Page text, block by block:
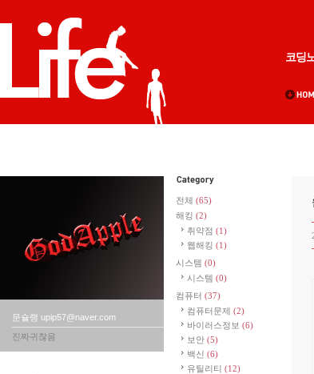
코딩
문슐랭 upip57@naver.com
진짜귀찮음
전체 (65)
해킹 (2)
취약점 (1)
웹해킹 (1)
시스템 (0)
시스템 (0)
컴퓨터 (37)
컴퓨터문제 (2)
바이러스정보 (6)
보안 (5)
백신 (6)
유틸리티 (12)